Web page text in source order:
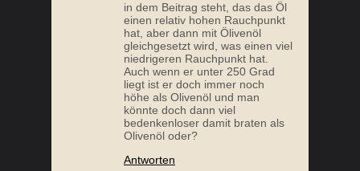
in dem Beitrag steht, das das Öl
einen relativ hohen Rauchpunkt
hat, aber dann mit Ölivenöl
gleichgesetzt wird, was einen viel
niedrigeren Rauchpunkt hat.
Auch wenn er unter 250 Grad
liegt ist er doch immer noch
höhe als Olivenöl und man
könnte doch dann viel
bedenkenloser damit braten als
Olivenöl oder?
Antworten